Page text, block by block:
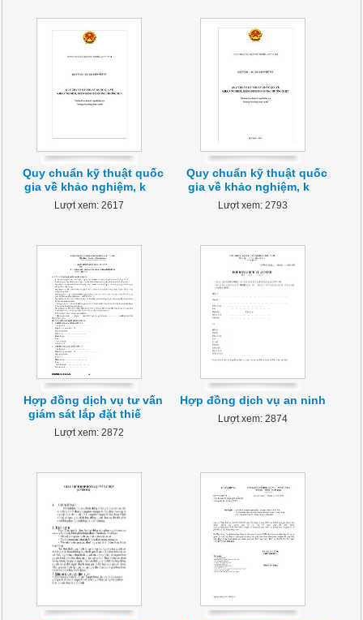
Quy chuẩn kỹ thuật quốc
gia về khảo nghiệm, k
Lượt xem: 2617
Quy chuẩn kỹ thuật quốc
gia về khảo nghiệm, k
Lượt xem: 2793
Hợp đồng dịch vụ tư vấn
giám sát lắp đặt thiế
Lượt xem: 2872
Hợp đồng dịch vụ an ninh
Lượt xem: 2874